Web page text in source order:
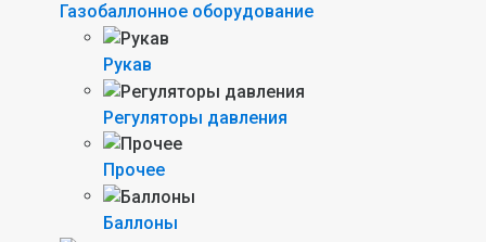
Газобаллонное оборудование
Рукав
Регуляторы давления
Прочее
Баллоны